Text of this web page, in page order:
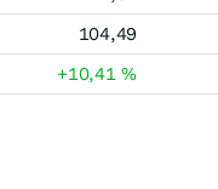
104,49
+10,41%